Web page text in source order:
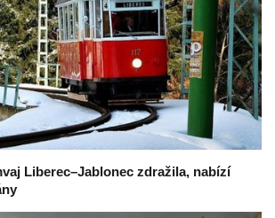
Liberec–Jablonec zdražila, nabízí